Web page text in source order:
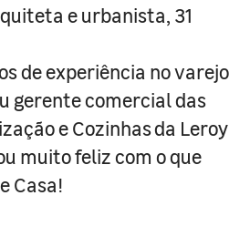
e urbanista, 31
de experiência no varejo
gerente comercial das
e Cozinhas da Leroy
muito feliz com o que
Casa!